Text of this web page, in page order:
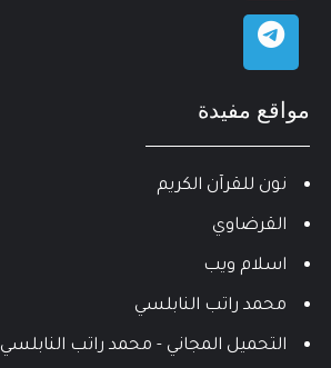
مواقع مفيدة
نون للقرآن الكريم
القرضاوي
اسلام ويب
محمد راتب النابلسي
التحميل المجاني - محمد راتب النابلسي